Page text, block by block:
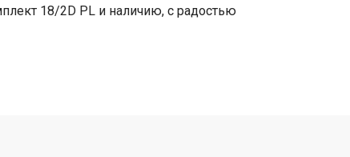
18/2D PL и наличию, с радостью